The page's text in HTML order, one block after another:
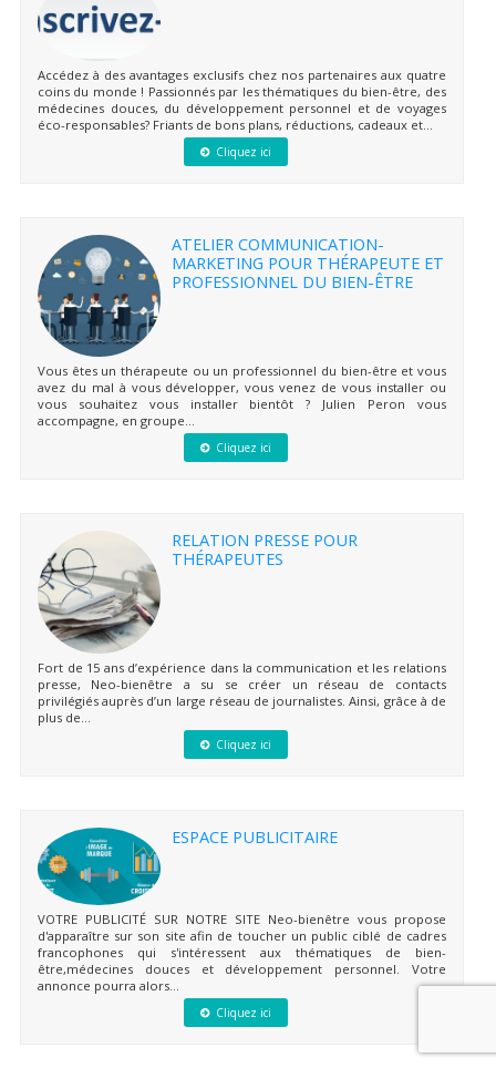
Accédez à des avantages exclusifs chez nos partenaires aux quatre
coins du monde ! Passionnés par les thématiques du bien-être, des
médecines douces, du développement personnel et de voyages
éco-responsables? Friants de bons plans, réductions, cadeaux et...
Cliquez ici
ATELIER COMMUNICATION-
MARKETING POUR THÉRAPEUTE ET
PROFESSIONNEL DU BIEN-ÊTRE
Vous êtes un thérapeute ou un professionnel du bien-être et vous
avez du mal à vous développer, vous venez de vous installer ou
vous souhaitez vous installer bientôt ? Julien Peron vous
accompagne, en groupe...
Cliquez ici
RELATION PRESSE POUR
THÉRAPEUTES
Fort de 15 ans d’expérience dans la communication et les relations
presse, Neo-bienêtre a su se créer un réseau de contacts
privilégiés auprès d’un large réseau de journalistes. Ainsi, grâce à de
plus de...
Cliquez ici
ESPACE PUBLICITAIRE
VOTRE PUBLICITÉ SUR NOTRE SITE Neo-bienêtre vous propose
d'apparaître sur son site afin de toucher un public ciblé de cadres
francophones qui s'intéressent aux thématiques de bien-
être,médecines douces et développement personnel. Votre
annonce pourra alors...
Cliquez ici